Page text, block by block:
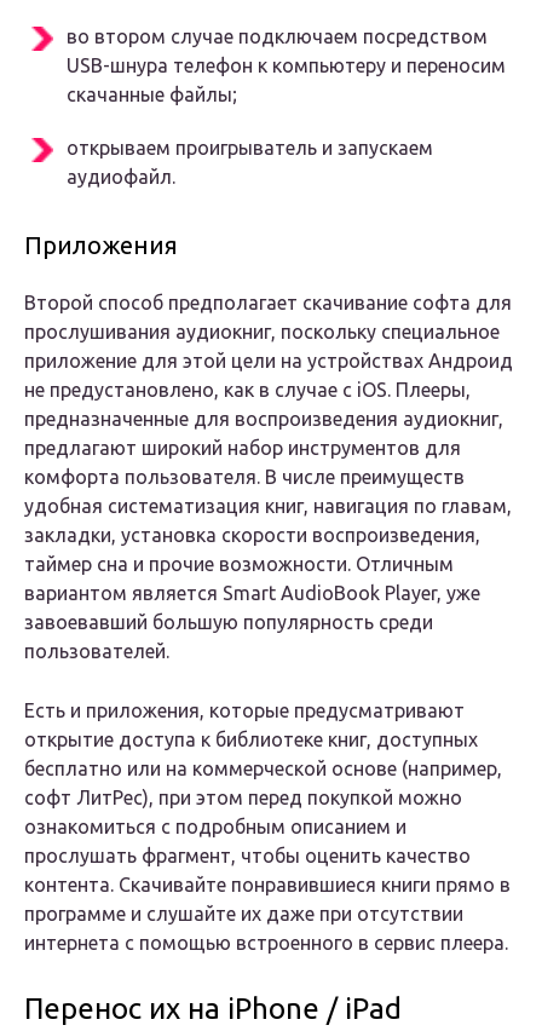
во втором случае подключаем посредством
USB-шнура телефон к компьютеру и переносим
скачанные файлы;
открываем проигрыватель и запускаем
аудиофайл.
Приложения
Второй способ предполагает скачивание софта для
прослушивания аудиокниг, поскольку специальное
приложение для этой цели на устройствах Андроид
не предустановлено, как в случае с iOS. Плееры,
предназначенные для воспроизведения аудиокниг,
предлагают широкий набор инструментов для
комфорта пользователя. В числе преимуществ
удобная систематизация книг, навигация по главам,
закладки, установка скорости воспроизведения,
таймер сна и прочие возможности. Отличным
вариантом является Smart AudioBook Player, уже
завоевавший большую популярность среди
пользователей.
Есть и приложения, которые предусматривают
открытие доступа к библиотеке книг, доступных
бесплатно или на коммерческой основе (например,
софт ЛитРес), при этом перед покупкой можно
ознакомиться с подробным описанием и
прослушать фрагмент, чтобы оценить качество
контента. Скачивайте понравившиеся книги прямо в
программе и слушайте их даже при отсутствии
интернета с помощью встроенного в сервис плеера.
Перенос их на iPhone / iPad